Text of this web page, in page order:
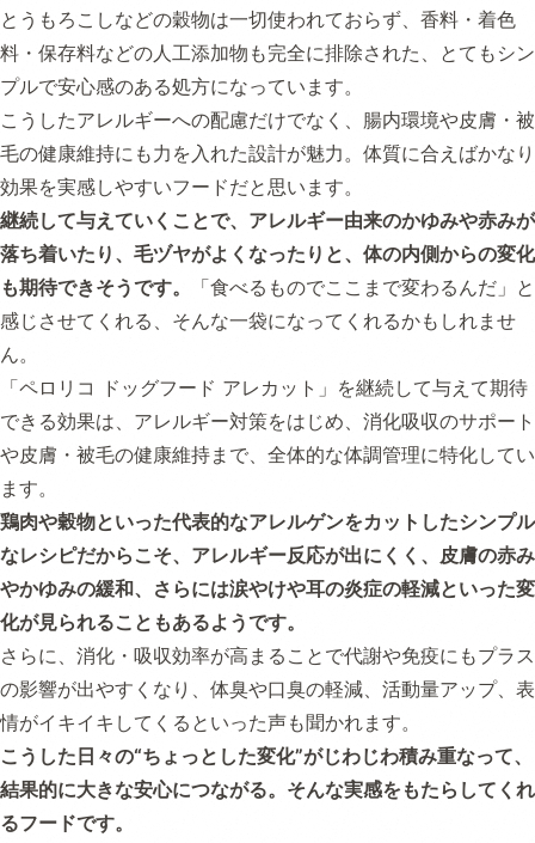
とうもろこしなどの穀物は一切使われておらず、香料・着色
料・保存料などの人工添加物も完全に排除された、とてもシン
プルで安心感のある処方になっています。
こうしたアレルギーへの配慮だけでなく、腸内環境や皮膚・被
毛の健康維持にも力を入れた設計が魅力。体質に合えばかなり
効果を実感しやすいフードだと思います。
継続して与えていくことで、アレルギー由来のかゆみや赤みが
落ち着いたり、毛ヅヤがよくなったりと、体の内側からの変化
も期待できそうです。
「食べるものでここまで変わるんだ」と
感じさせてくれる、そんな一袋になってくれるかもしれませ
ん。
「ペロリコ ドッグフード アレカット」を継続して与えて期待
できる効果は、アレルギー対策をはじめ、消化吸収のサポート
や皮膚・被毛の健康維持まで、全体的な体調管理に特化してい
ます。
鶏肉や穀物といった代表的なアレルゲンをカットしたシンプル
なレシピだからこそ、アレルギー反応が出にくく、皮膚の赤み
やかゆみの緩和、さらには涙やけや耳の炎症の軽減といった変
化が見られることもあるようです。
さらに、消化・吸収効率が高まることで代謝や免疫にもプラス
の影響が出やすくなり、体臭や口臭の軽減、活動量アップ、表
情がイキイキしてくるといった声も聞かれます。
こうした日々の“ちょっとした変化”がじわじわ積み重なって、
結果的に大きな安心につながる。そんな実感をもたらしてくれ
るフードです。